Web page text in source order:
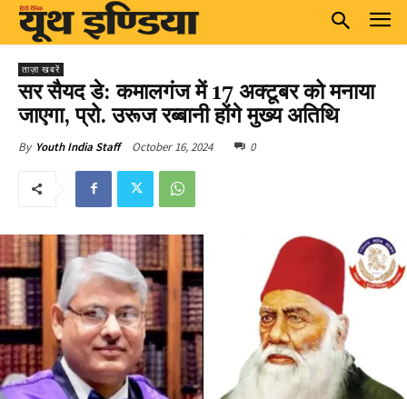
ताज़ा खबरें
सर सैयद डे: कमालगंज में 17 अक्टूबर को मनाया
जाएगा, प्रो. उरूज रब्बानी होंगे मुख्य अतिथि
By Youth India Staff October 16, 2024 0